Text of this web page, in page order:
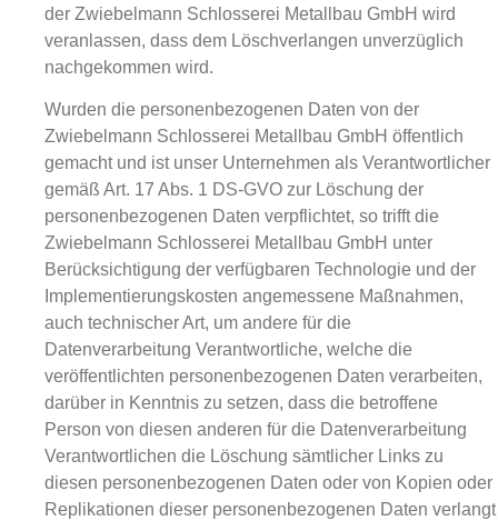
der Zwiebelmann Schlosserei Metallbau GmbH wird
veranlassen, dass dem Löschverlangen unverzüglich
nachgekommen wird.
Wurden die personenbezogenen Daten von der
Zwiebelmann Schlosserei Metallbau GmbH öffentlich
gemacht und ist unser Unternehmen als Verantwortlicher
gemäß Art. 17 Abs. 1 DS-GVO zur Löschung der
personenbezogenen Daten verpflichtet, so trifft die
Zwiebelmann Schlosserei Metallbau GmbH unter
Berücksichtigung der verfügbaren Technologie und der
Implementierungskosten angemessene Maßnahmen,
auch technischer Art, um andere für die
Datenverarbeitung Verantwortliche, welche die
veröffentlichten personenbezogenen Daten verarbeiten,
darüber in Kenntnis zu setzen, dass die betroffene
Person von diesen anderen für die Datenverarbeitung
Verantwortlichen die Löschung sämtlicher Links zu
diesen personenbezogenen Daten oder von Kopien oder
Replikationen dieser personenbezogenen Daten verlangt